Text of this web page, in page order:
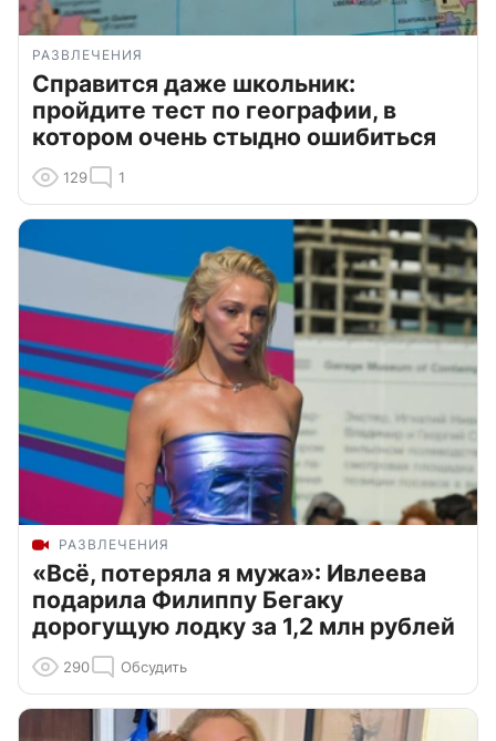
РАЗВЛЕЧЕНИЯ
Справится даже школьник:
пройдите тест по географии, в
котором очень стыдно ошибиться
129 1
РАЗВЛЕЧЕНИЯ
«Всё, потеряла я мужа»: Ивлеева
подарила Филиппу Бегаку
дорогущую лодку за 1,2 млн рублей
290 Обсудить